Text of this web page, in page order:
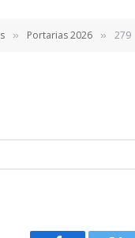
» Portarias 2026 » 279